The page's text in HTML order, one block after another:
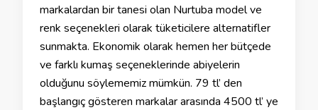
markalardan bir tanesi olan Nurtuba model ve
renk seçenekleri olarak tüketicilere alternatifler
sunmakta. Ekonomik olarak hemen her bütçede
ve farklı kumaş seçeneklerinde abiyelerin
olduğunu söylememiz mümkün. 79 tl’ den
başlangıç gösteren markalar arasında 4500 tl’ ye